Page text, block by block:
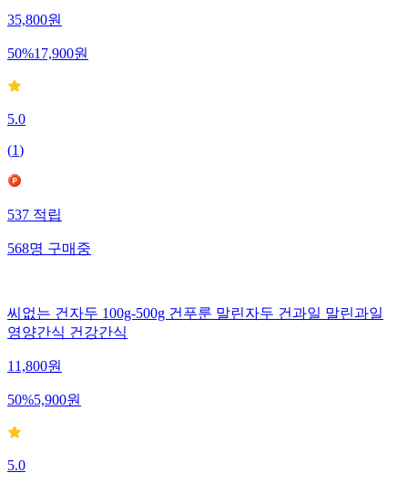
35,800원
50%17,900원
5.0
(1)
537적립
568명구매중
씨없는 건자두 100g-500g 건푸룬 말린자두 건과일 말린과일
영양간식 건강간식
11,800원
50%5,900원
5.0